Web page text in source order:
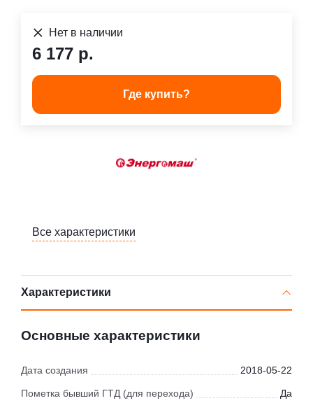
Нет в наличии
6 177 р.
Где купить?
Все характеристики
Характеристики
Основные характеристики
Дата создания 2018-05-22
Пометка бывший ГТД (для перехода) Да